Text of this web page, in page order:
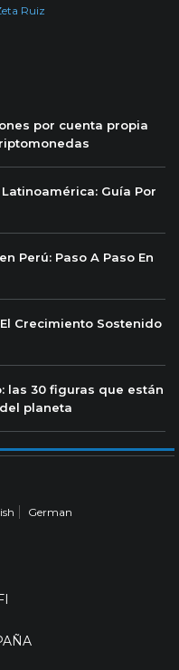
Ruiz
por cuenta propia
Guía Por
Perú: Paso A Paso En
Crecimiento Sostenido
las 30 figuras que están
planeta
German